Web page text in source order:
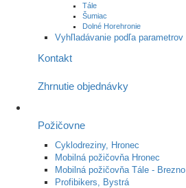
Tále
Šumiac
Dolné Horehronie
Vyhľladávanie podľa parametrov
Kontakt
Zhrnutie objednávky
Požičovne
Cyklodreziny, Hronec
Mobilná požičovňa Hronec
Mobilná požičovňa Tále - Brezno
Profibikers, Bystrá